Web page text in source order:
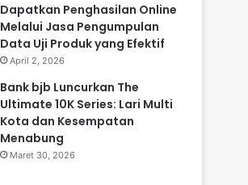
Dapatkan Penghasilan Online
Melalui Jasa Pengumpulan
Data Uji Produk yang Efektif
April 2, 2026
Bank bjb Luncurkan The
Ultimate 10K Series: Lari Multi
Kota dan Kesempatan
Menabung
Maret 30, 2026